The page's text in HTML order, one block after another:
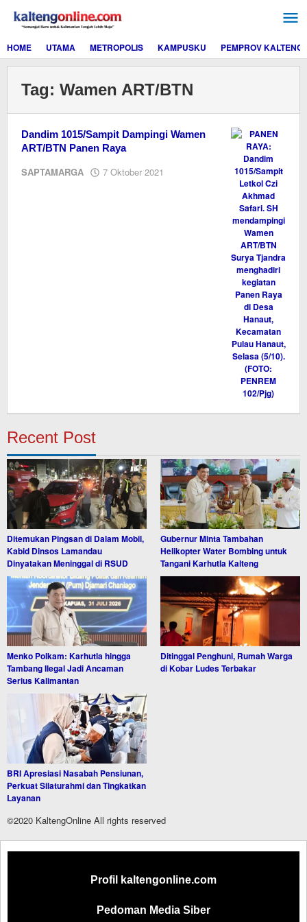
konten
HOME
UTAMA METROPOLIS KAMPUSKU PEMPROV KALTENG
Tag: Wamen ART/BTN
Dandim 1015/Sampit Dampingi Wamen
ART/BTN Panen Raya
SAPTAMARGA 7 Oktober 2021
Recent Post
Ditemukan Pingsan di Dalam Mobil,
Kabid Dinsos Lamandau
Dinyatakan Meninggal di RSUD
Gubernur Minta Tambahan
Helikopter Water Bombing untuk
Tangani Karhutla Kalteng
Menko Polkam: Karhutla hingga
Tambang Ilegal Jadi Ancaman
Serius Kalimantan
Ditinggal Penghuni, Rumah Warga
di Kobar Ludes Terbakar
BRI Apresiasi Nasabah Pensiunan,
Perkuat Silaturahmi dan Tingkatkan
Layanan
©2020 KaltengOnline All rights reserved
Profil kaltengonline.com
Pedoman Media Siber